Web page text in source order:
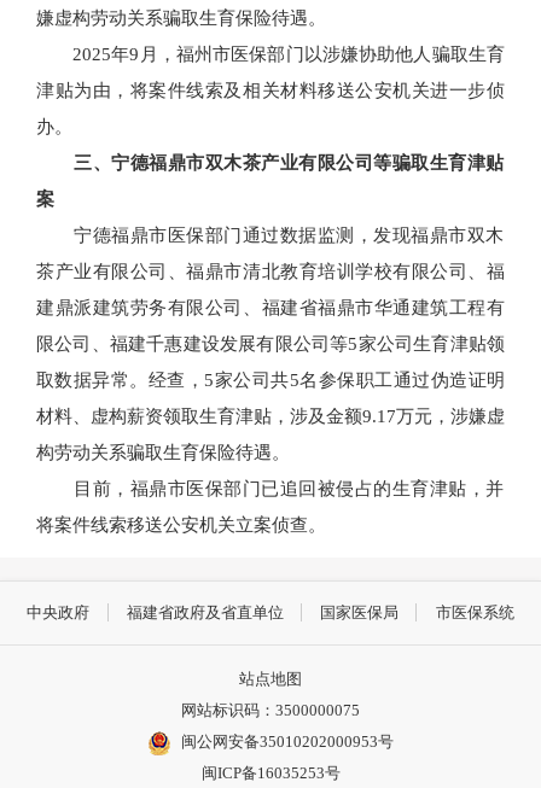
嫌虚构劳动关系骗取生育保险待遇。
2025年9月，福州市医保部门以涉嫌协助他人骗取生育
津贴为由，将案件线索及相关材料移送公安机关进一步侦
办。
三、宁德福鼎市双木茶产业有限公司等骗取生育津贴
案
宁德福鼎市医保部门通过数据监测，发现福鼎市双木
茶产业有限公司、福鼎市清北教育培训学校有限公司、福
建鼎派建筑劳务有限公司、福建省福鼎市华通建筑工程有
限公司、福建千惠建设发展有限公司等5家公司生育津贴领
取数据异常。经查，5家公司共5名参保职工通过伪造证明
材料、虚构薪资领取生育津贴，涉及金额9.17万元，涉嫌虚
构劳动关系骗取生育保险待遇。
目前，福鼎市医保部门已追回被侵占的生育津贴，并
将案件线索移送公安机关立案侦查。
中央政府 福建省政府及省直单位 国家医保局 市医保系统
站点地图
网站标识码：3500000075
闽公网安备35010202000953号
闽ICP备16035253号